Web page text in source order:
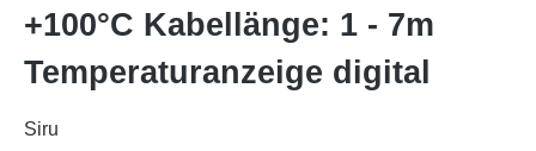
+100°C Kabellänge: 1 - 7m
Temperaturanzeige digital
Siru